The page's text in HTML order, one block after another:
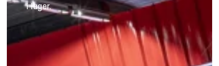
i lager.